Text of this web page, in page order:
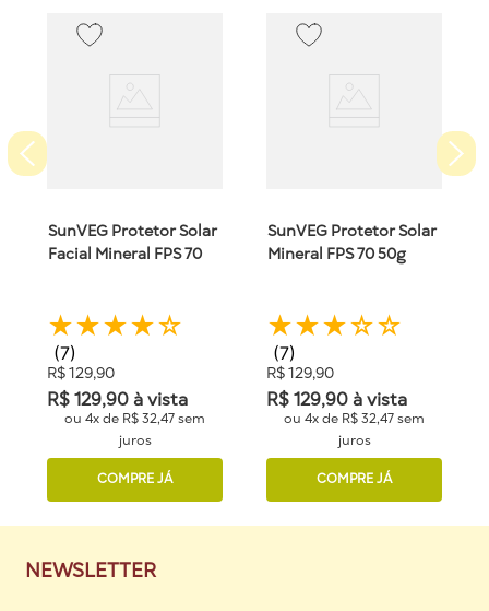
SunVEG Protetor Solar
Facial Mineral FPS 70
★★★★☆
(7)
R$129,90
R$129,90à vista
ou 4x de R$32,47sem
juros
COMPRE JÁ
SunVEG Protetor Solar
Mineral FPS 70 50g
★★★☆☆
(7)
R$129,90
R$129,90à vista
ou 4x de R$32,47sem
juros
COMPRE JÁ
NEWSLETTER